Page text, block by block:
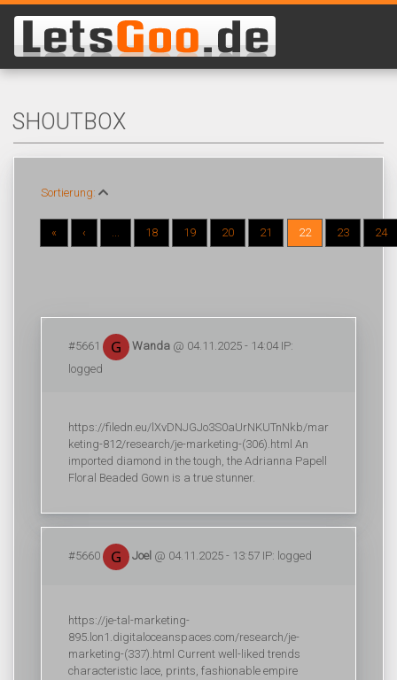
SHOUTBOX
Sortierung:
« ‹ ... 18 19 20 21 22 23 24
#5661 Wanda @ 04.11.2025 - 14:04 IP:
logged
https://filedn.eu/lXvDNJGJo3S0aUrNKUTnNkb/mar
keting-812/research/je-marketing-(306).html An
imported diamond in the tough, the Adrianna Papell
Floral Beaded Gown is a true stunner.
#5660 Joel @ 04.11.2025 - 13:57 IP: logged
https://je-tal-marketing-
895.lon1.digitaloceanspaces.com/research/je-
marketing-(337).html Current well-liked trends
characteristic lace, prints, fashionable empire